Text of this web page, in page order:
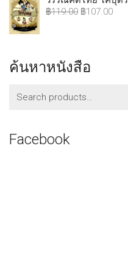
฿119.00 ฿107.00
ค้นหาหนังสือ
Facebook